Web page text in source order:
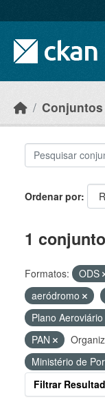
Ordenar por
1
Formatos: ODS
aeródromo
Plano
PAN
Ministério de
Filtrar